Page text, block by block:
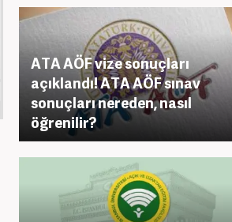
ATA AÖF vize sonuçları
açıklandı! ATA AÖF sınav
sonuçları nereden, nasıl
öğrenilir?